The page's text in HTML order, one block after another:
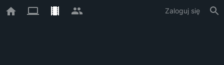
Zaloguj się